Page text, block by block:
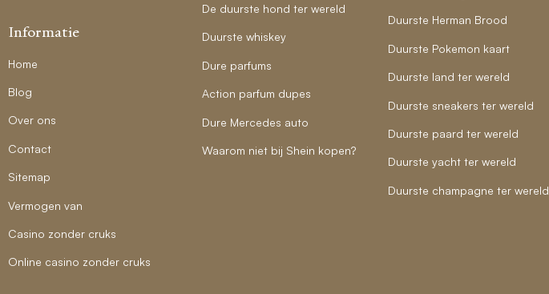
Informatie
Home
Blog
Over ons
Contact
Sitemap
Vermogen van
Casino zonder cruks
Online casino zonder cruks
De duurste hond ter wereld
Duurste whiskey
Dure parfums
Action parfum dupes
Dure Mercedes auto
Waarom niet bij Shein kopen?
Duurste Herman Brood
Duurste Pokemon kaart
Duurste land ter wereld
Duurste sneakers ter wereld
Duurste paard ter wereld
Duurste yacht ter wereld
Duurste champagne ter wereld